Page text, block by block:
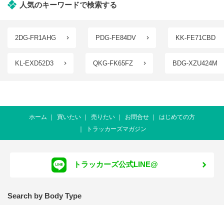
人気のキーワードで検索する
2DG-FR1AHG PDG-FE84DV KK-FE71CBD
KL-EXD52D3 QKG-FK65FZ BDG-XZU424M
ホーム 買いたい 売りたい お問合せ
はじめての方
トラッカーズマガジン
トラッカーズ公式LINE@
Search by Body Type